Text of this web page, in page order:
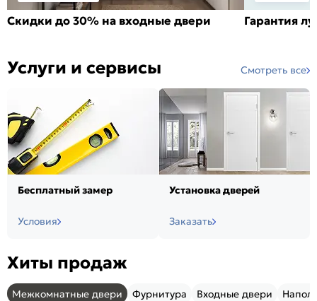
Скидки до 30% на входные двери Гарантия
Услуги и сервисы Смотреть все
Бесплатный замер
Условия
Установка дверей
Заказать
Хиты продаж
Межкомнатные двери Фурнитура Входные двери